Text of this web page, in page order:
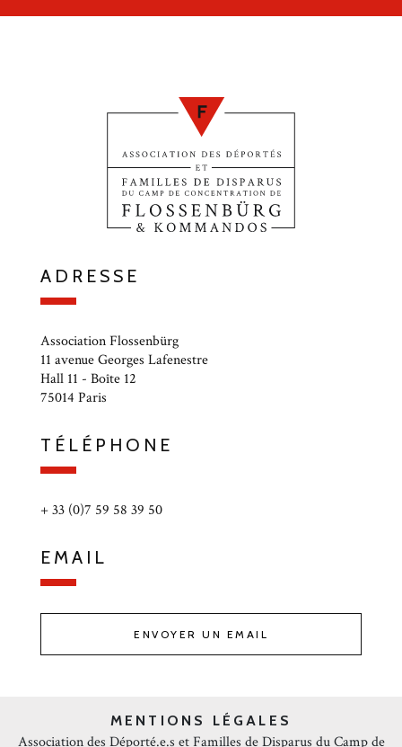
ADRESSE
Association Flossenbürg
11 avenue Georges Lafenestre
Hall 11 - Boîte 12
75014 Paris
TÉLÉPHONE
+ 33 (0)7 59 58 39 50
EMAIL
ENVOYER UN EMAIL
MENTIONS LÉGALES
Association des Déporté.e.s et Familles de Disparus du Camp de